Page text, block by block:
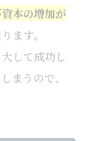
本の増加が
ます。
して成功し
まうので、